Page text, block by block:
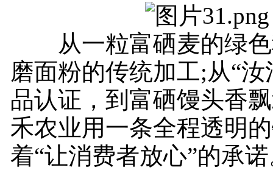
从一粒富硒麦的绿色
磨面粉的传统加工;从“汝
品认证，到富硒馒头香
禾农业用一条全程透明
着“让消费者放心”的承